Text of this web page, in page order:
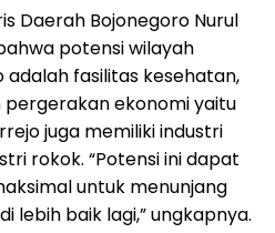
Daerah Bojonegoro Nurul
potensi wilayah
fasilitas kesehatan,
pergerakan ekonomi yaitu
juga memiliki industri
rokok. “Potensi ini dapat
untuk menunjang
lebih baik lagi,” ungkapnya.